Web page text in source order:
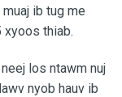
ib tug me
xyoos thiab.
los ntawm nuj
nyob hauv ib